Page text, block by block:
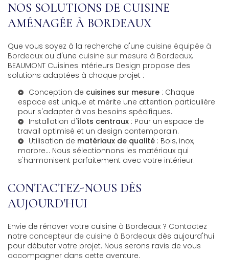
NOS SOLUTIONS DE CUISINE
AMÉNAGÉE À BORDEAUX
Que vous soyez à la recherche d'une cuisine équipée à
Bordeaux ou d'une cuisine sur mesure à Bordeaux,
BEAUMONT Cuisines Intérieurs Design propose des
solutions adaptées à chaque projet :
Conception de cuisines sur mesure : Chaque
espace est unique et mérite une attention particulière
pour s'adapter à vos besoins spécifiques.
Installation d'îlots centraux : Pour un espace de
travail optimisé et un design contemporain.
Utilisation de matériaux de qualité : Bois, inox,
marbre... Nous sélectionnons les matériaux qui
s'harmonisent parfaitement avec votre intérieur.
CONTACTEZ-NOUS DÈS
AUJOURD'HUI
Envie de rénover votre cuisine à Bordeaux ? Contactez
notre concepteur de cuisine à Bordeaux dès aujourd'hui
pour débuter votre projet. Nous serons ravis de vous
accompagner dans cette aventure.